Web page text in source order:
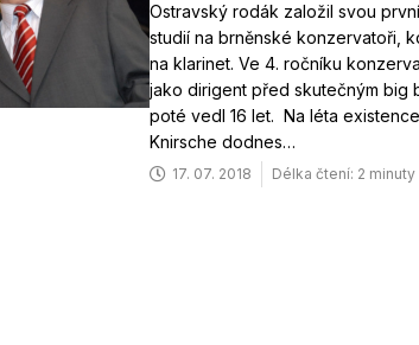
Ostravský rodák založil svou
studií na brněnské konzervatoři,
na klarinet. Ve 4. ročníku
jako dirigent před skutečným big
poté vedl 16 let. Na léta
Knirsche dodnes…
17. 07. 2018 Délka čtení: 2 minuty